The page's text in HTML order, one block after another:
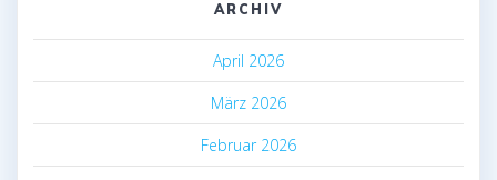
ARCHIV
April 2026
März 2026
Februar 2026